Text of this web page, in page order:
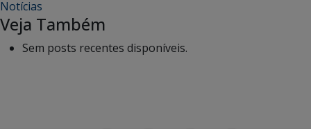
Notícias
Veja Também
Sem posts recentes disponíveis.